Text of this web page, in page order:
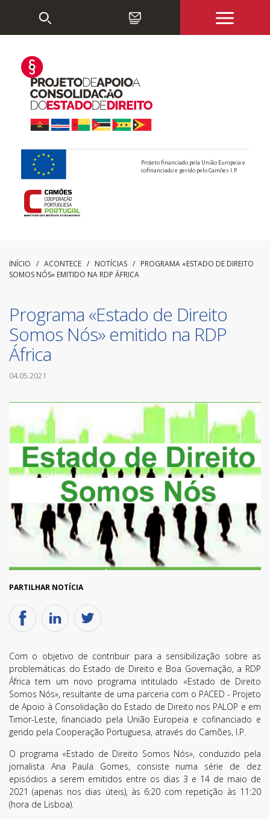
Projeto financiado pela União Europeia e
cofinanciado e gerido pelo Camões I.P
INÍCIO / ACONTECE / NOTÍCIAS / PROGRAMA «ESTADO DE DIREITO
SOMOS NÓS» EMITIDO NA RDP ÁFRICA
Programa «Estado de Direito
Somos Nós» emitido na RDP
África
04.05.2021
PARTILHAR NOTÍCIA
Com o objetivo de contribuir para a sensibilização sobre as
problemáticas do Estado de Direito e Boa Governação, a RDP
África tem um novo programa intitulado «Estado de Direito
Somos Nós», resultante de uma parceria com o PACED - Projeto
de Apoio à Consolidação do Estado de Direito nos PALOP e em
Timor-Leste, financiado pela União Europeia e cofinanciado e
gerido pela Cooperação Portuguesa, através do Camões, I.P.
O programa «Estado de Direito Somos Nós», conduzido pela
jornalista Ana Paula Gomes, consiste numa série de dez
episódios a serem emitidos entre os dias 3 e 14 de maio de
2021 (apenas nos dias úteis), às 6:20 com repetição às 11:20
(hora de Lisboa).